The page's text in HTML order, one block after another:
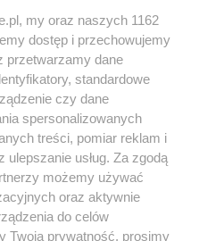
Specjalny koncert z okazji
20. urodzin portalu
wSzczecinie.pl
Regulamin konkursów
śniadaniówka "Hej
Szczecin! Jest piątek!"
my oraz naszych 1162
dostęp i przechowujemy
przetwarzamy dane
standardowe
czy dane
spersonalizowanych
treści, pomiar reklam i
usług. Za zgodą
możemy używać
oraz aktywnie
do celów
Twoją prywatność, prosimy